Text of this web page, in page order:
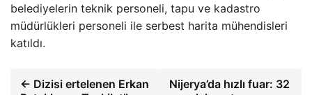
belediyelerin teknik personeli, tapu ve kadastro
müdürlükleri personeli ile serbest harita mühendisleri
katıldı.
← Dizisi ertelenen Erkan
Nijerya’da hızlı fuar: 32